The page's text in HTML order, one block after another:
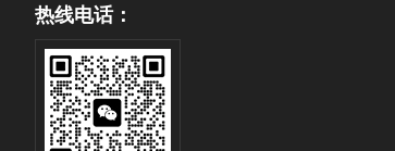
热线电话：